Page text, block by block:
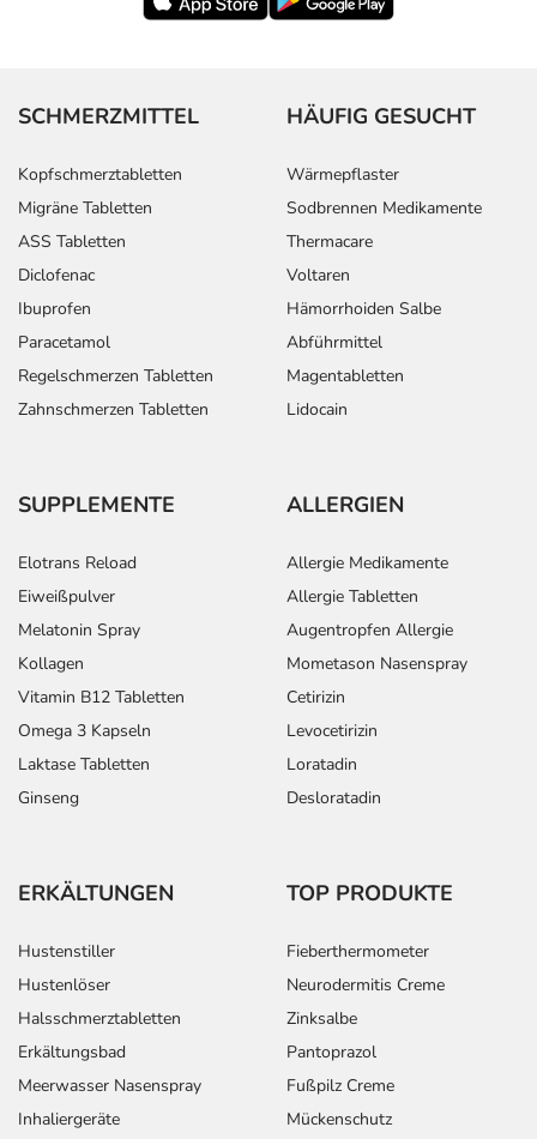
SCHMERZMITTEL
Kopfschmerztabletten
Migräne Tabletten
ASS Tabletten
Diclofenac
Ibuprofen
Paracetamol
Regelschmerzen Tabletten
Zahnschmerzen Tabletten
HÄUFIG GESUCHT
Wärmepflaster
Sodbrennen Medikamente
Thermacare
Voltaren
Hämorrhoiden Salbe
Abführmittel
Magentabletten
Lidocain
SUPPLEMENTE
Elotrans Reload
Eiweißpulver
Melatonin Spray
Kollagen
Vitamin B12 Tabletten
Omega 3 Kapseln
Laktase Tabletten
Ginseng
ALLERGIEN
Allergie Medikamente
Allergie Tabletten
Augentropfen Allergie
Mometason Nasenspray
Cetirizin
Levocetirizin
Loratadin
Desloratadin
ERKÄLTUNGEN
Hustenstiller
Hustenlöser
Halsschmerztabletten
Erkältungsbad
Meerwasser Nasenspray
Inhaliergeräte
TOP PRODUKTE
Fieberthermometer
Neurodermitis Creme
Zinksalbe
Pantoprazol
Fußpilz Creme
Mückenschutz